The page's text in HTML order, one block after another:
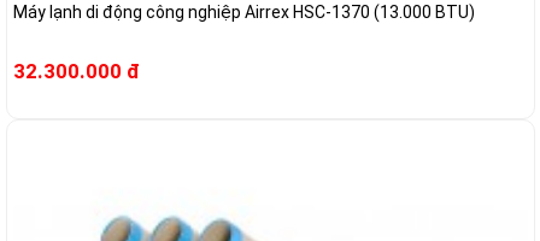
Máy lạnh di động công nghiệp Airrex HSC-1370 (13.000 BTU)
32.300.000 đ